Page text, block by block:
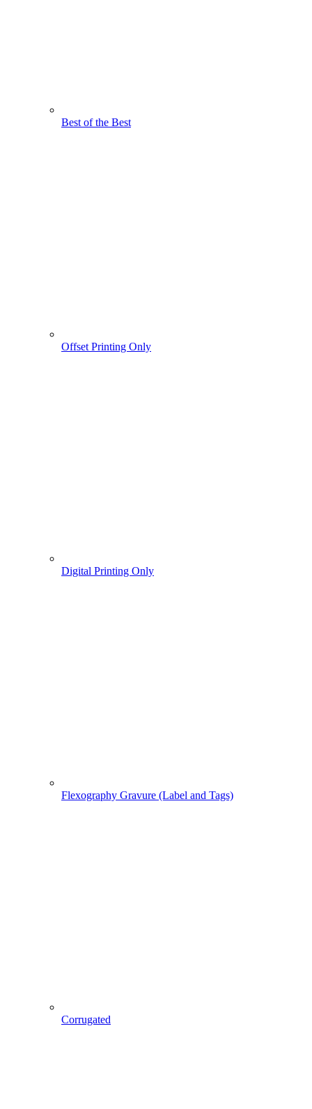
Best of the Best
Offset Printing Only
Digital Printing Only
Flexography Gravure (Label and Tags)
Corrugated